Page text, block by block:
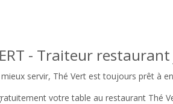
- Traiteur
servir, Thé Vert est toujours prêt à
votre table au restaurant Thé